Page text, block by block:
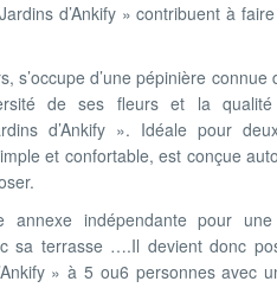
d’Ankify » contribuent à
s’occupe d’une pépinière connue
de ses fleurs et la
d’Ankify ». Idéale pour
et confortable, est conçue
annexe indépendante pour
sa terrasse ….Il devient donc
» à 5 ou6 personnes avec